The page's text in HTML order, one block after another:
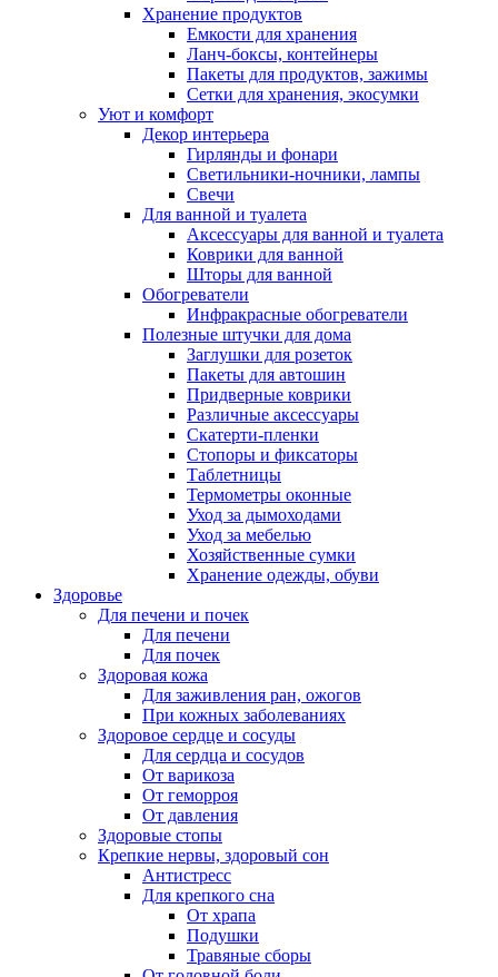
Хранение продуктов
Емкости для хранения
Ланч-боксы, контейнеры
Пакеты для продуктов, зажимы
Сетки для хранения, экосумки
Уют и комфорт
Декор интерьера
Гирлянды и фонари
Светильники-ночники, лампы
Свечи
Для ванной и туалета
Аксессуары для ванной и туалета
Коврики для ванной
Шторы для ванной
Обогреватели
Инфракрасные обогреватели
Полезные штучки для дома
Заглушки для розеток
Пакеты для автошин
Придверные коврики
Различные аксессуары
Скатерти-пленки
Стопоры и фиксаторы
Таблетницы
Термометры оконные
Уход за дымоходами
Уход за мебелью
Хозяйственные сумки
Хранение одежды, обуви
Здоровье
Для печени и почек
Для печени
Для почек
Здоровая кожа
Для заживления ран, ожогов
При кожных заболеваниях
Здоровое сердце и сосуды
Для сердца и сосудов
От варикоза
От геморроя
От давления
Здоровые стопы
Крепкие нервы, здоровый сон
Антистресс
Для крепкого сна
От храпа
Подушки
Травяные сборы